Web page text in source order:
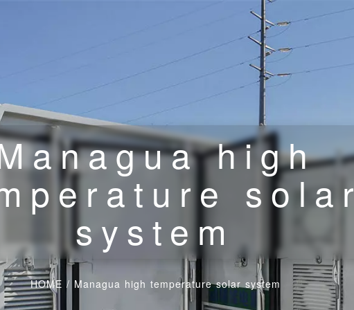
high
solar
system
HOME / Managua high temperature solar system